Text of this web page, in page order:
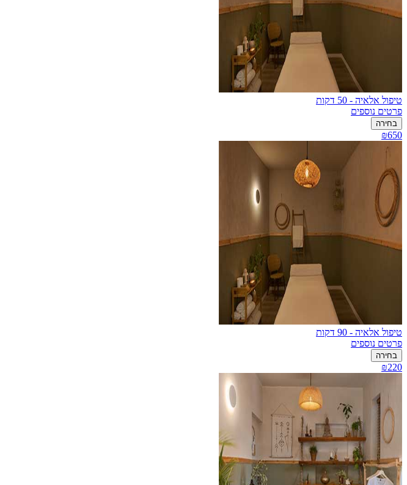
טיפול אלאיה - 50 דקות
פרטים נוספים
בחירה
₪650
טיפול אלאיה - 90 דקות
פרטים נוספים
בחירה
₪220